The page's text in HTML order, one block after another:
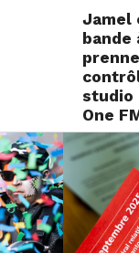
Jamel
bande
studio
One
28